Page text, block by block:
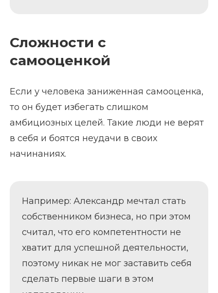
Сложности с
самооценкой
Если у человека заниженная самооценка,
то он будет избегать слишком
амбициозных целей. Такие люди не верят
в себя и боятся неудачи в своих
начинаниях.
Например: Александр мечтал стать
собственником бизнеса, но при этом
считал, что его компетентности не
хватит для успешной деятельности,
поэтому никак не мог заставить себя
сделать первые шаги в этом